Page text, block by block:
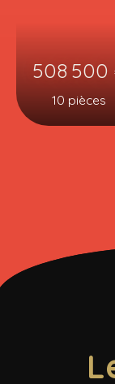
508 500
10 pièces